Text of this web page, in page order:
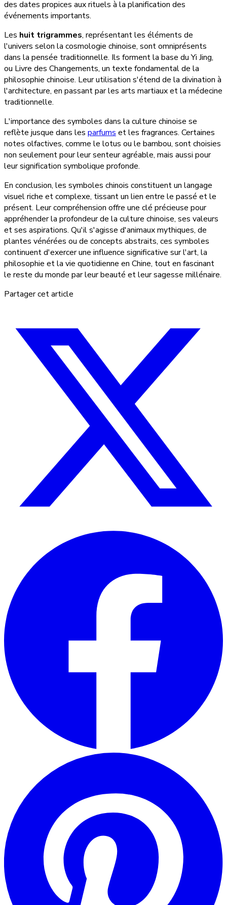
des dates propices aux rituels à la planification des
événements importants.
Les huit trigrammes, représentant les éléments de
l'univers selon la cosmologie chinoise, sont omniprésents
dans la pensée traditionnelle. Ils forment la base du Yi Jing,
ou Livre des Changements, un texte fondamental de la
philosophie chinoise. Leur utilisation s'étend de la divination à
l'architecture, en passant par les arts martiaux et la médecine
traditionnelle.
L'importance des symboles dans la culture chinoise se
reflète jusque dans les parfums et les fragrances. Certaines
notes olfactives, comme le lotus ou le bambou, sont choisies
non seulement pour leur senteur agréable, mais aussi pour
leur signification symbolique profonde.
En conclusion, les symboles chinois constituent un langage
visuel riche et complexe, tissant un lien entre le passé et le
présent. Leur compréhension offre une clé précieuse pour
appréhender la profondeur de la culture chinoise, ses valeurs
et ses aspirations. Qu'il s'agisse d'animaux mythiques, de
plantes vénérées ou de concepts abstraits, ces symboles
continuent d'exercer une influence significative sur l'art, la
philosophie et la vie quotidienne en Chine, tout en fascinant
le reste du monde par leur beauté et leur sagesse millénaire.
Partager cet article